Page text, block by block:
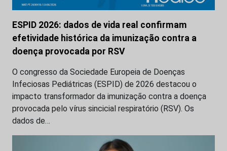
ESPID 2026: dados de vida real confirmam
efetividade histórica da imunização contra a
doença provocada por RSV
O congresso da Sociedade Europeia de Doenças
Infeciosas Pediátricas (ESPID) de 2026 destacou o
impacto transformador da imunização contra a doença
provocada pelo vírus sincicial respiratório (RSV). Os
dados de…